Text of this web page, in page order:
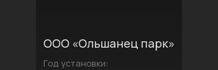
ООО «Ольшанец парк»
Год установки: